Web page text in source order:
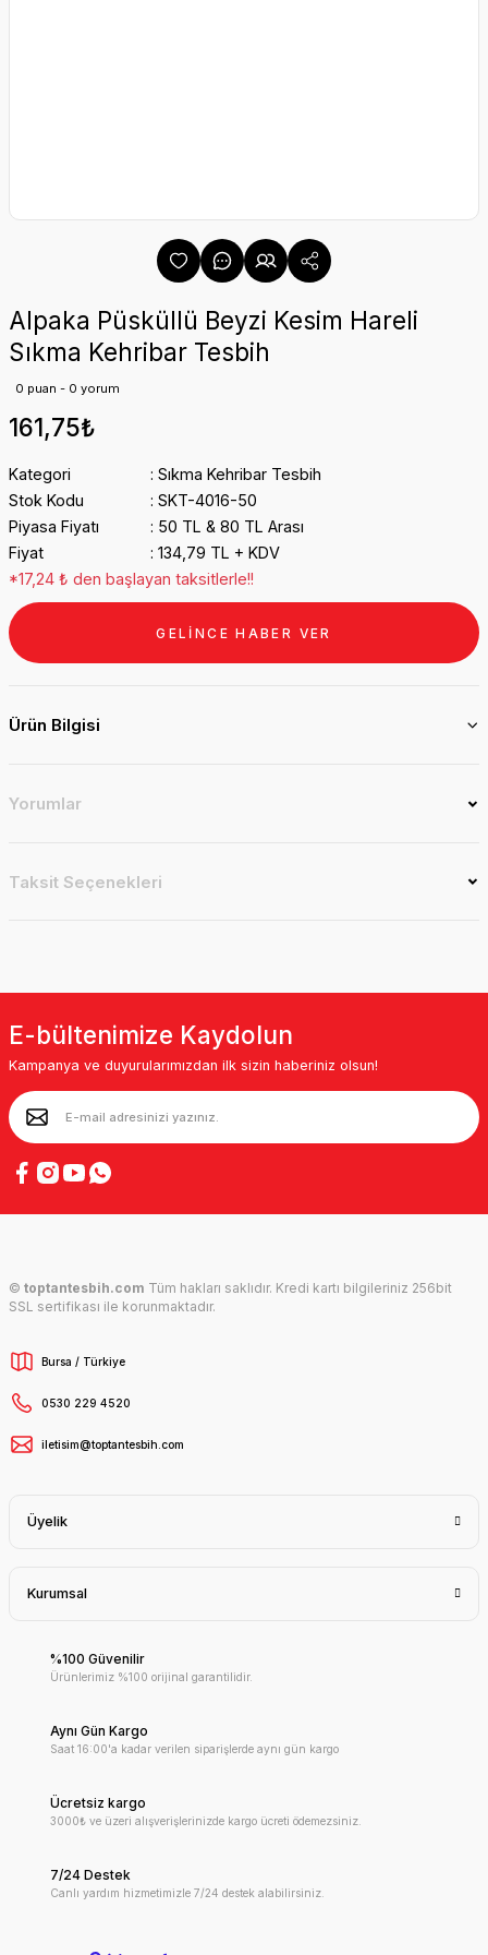
Alpaka Püsküllü Beyzi Kesim Hareli
Sıkma Kehribar Tesbih
0 puan - 0 yorum
161,75₺
Kategori
Sıkma Kehribar Tesbih
Stok Kodu
SKT-4016-50
Piyasa Fiyatı
50 TL & 80 TL Arası
Fiyat
134,79 TL + KDV
*17,24 ₺ den başlayan taksitlerle!!
GELİNCE HABER VER
Ürün Bilgisi
Yorumlar
Taksit Seçenekleri
E-bültenimize Kaydolun
Kampanya ve duyurularımızdan ilk sizin haberiniz olsun!
© toptantesbih.com Tüm hakları saklıdır. Kredi kartı bilgileriniz 256bit
SSL sertifikası ile korunmaktadır.
Bursa / Türkiye
0530 229 4520
iletisim@toptantesbih.com
Üyelik
Kurumsal
%100 Güvenilir
Ürünlerimiz %100 orijinal garantilidir.
Aynı Gün Kargo
Saat 16:00'a kadar verilen siparişlerde aynı gün kargo
Ücretsiz kargo
3000₺ ve üzeri alışverişlerinizde kargo ücreti ödemezsiniz.
7/24 Destek
Canlı yardım hizmetimizle 7/24 destek alabilirsiniz.